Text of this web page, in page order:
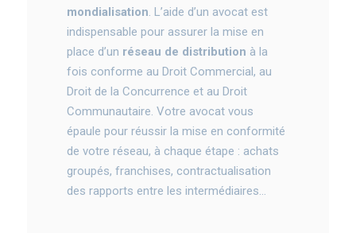
mondialisation. L’aide d’un avocat est
indispensable pour assurer la mise en
place d’un réseau de distribution à la
fois conforme au Droit Commercial, au
Droit de la Concurrence et au Droit
Communautaire. Votre avocat vous
épaule pour réussir la mise en conformité
de votre réseau, à chaque étape : achats
groupés, franchises, contractualisation
des rapports entre les intermédiaires…